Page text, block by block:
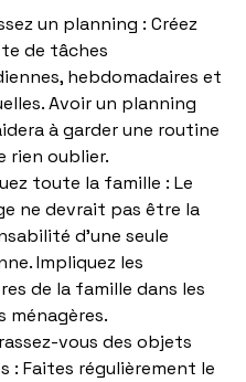
un planning : Créez
de tâches
hebdomadaires et
Avoir un planning
à garder une routine
rien oublier.
toute la famille : Le
ne devrait pas être la
d'une seule
Impliquez les
de la famille dans les
ménagères.
vous des objets
: Faites régulièrement le